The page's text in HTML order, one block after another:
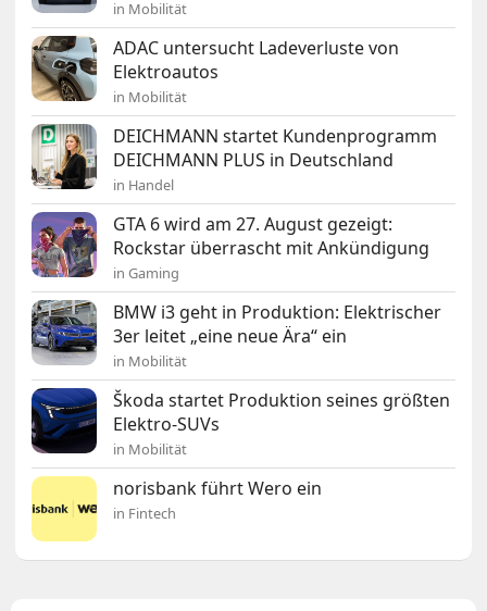
in Mobilität
ADAC untersucht Ladeverluste von
Elektroautos
in Mobilität
DEICHMANN startet Kundenprogramm
DEICHMANN PLUS in Deutschland
in Handel
GTA 6 wird am 27. August gezeigt:
Rockstar überrascht mit Ankündigung
in Gaming
BMW i3 geht in Produktion: Elektrischer
3er leitet „eine neue Ära“ ein
in Mobilität
Škoda startet Produktion seines größten
Elektro-SUVs
in Mobilität
norisbank führt Wero ein
in Fintech